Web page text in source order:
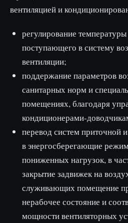
вентиляцией и
регулирование
поступающего в систему
вентиляции;
поддержание параметров
санитарных норм и
помещениях, благодаря
кондиционерами-
перевод систем приточной
в энерго­сберегающие
пониженных нагрузок, в
закрытие задвижек на
служивающих помещение
нерабочее состояние и
мощности вентиляторных